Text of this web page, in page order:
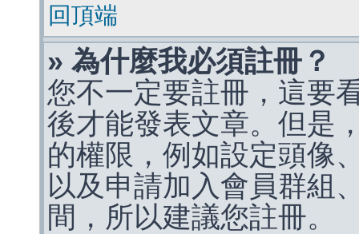
回頂端
» 為什麼我必須註冊？
您不一定要註冊，這要
後才能發表文章。但是
的權限，例如設定頭像
以及申請加入會員群組
間，所以建議您註冊。